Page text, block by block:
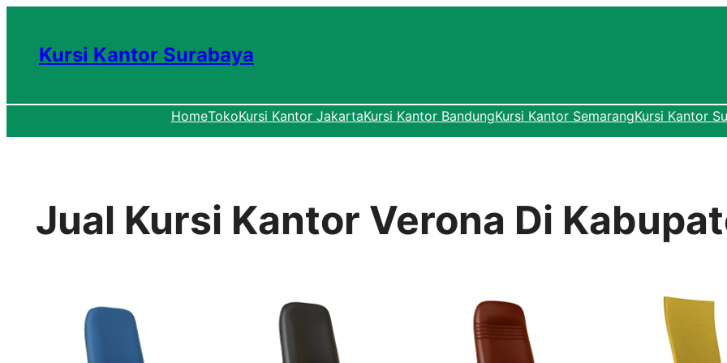
Kursi Kantor Surabaya
HomeTokoKursi Kantor JakartaKursi Kantor BandungKursi Kantor SemarangKursi Kantor
Jual Kursi Kantor Verona Di